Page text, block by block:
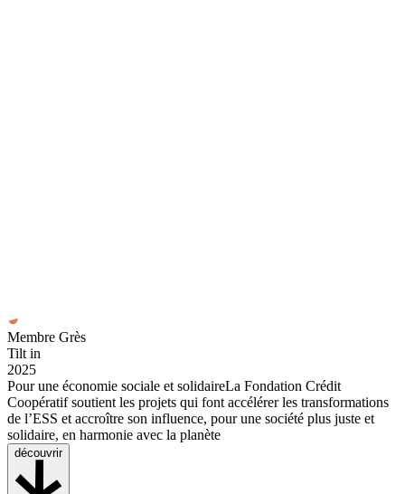
Membre Grès
Tilt in
2025
Pour une économie sociale et solidaireLa Fondation Crédit
Coopératif soutient les projets qui font accélérer les transformations
de l’ESS et accroître son influence, pour une société plus juste et
solidaire, en harmonie avec la planète
découvrir